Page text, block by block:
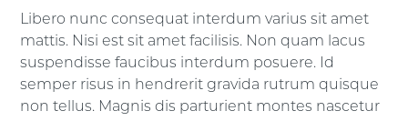
Libero nunc consequat interdum varius sit amet
mattis. Nisi est sit amet facilisis. Non quam lacus
suspendisse faucibus interdum posuere. Id
semper risus in hendrerit gravida rutrum quisque
non tellus. Magnis dis parturient montes nascetur